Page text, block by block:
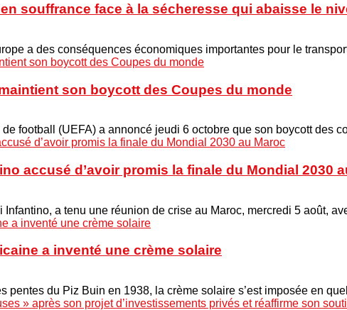
souffrance face à la sécheresse qui abaisse le
a des conséquences économiques importantes pour le
son boycott des Coupes du monde
football (UEFA) a annoncé jeudi 6 octobre que son boycott des
accusé d’avoir promis la finale du Mondial 2030
Infantino, a tenu une réunion de crise au Maroc, mercredi 5 août,
a inventé une crème solaire
pentes du Piz Buin en 1938, la crème solaire s’est imposée en